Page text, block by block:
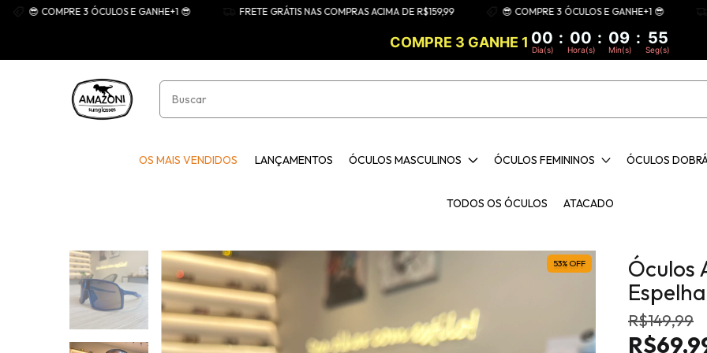
COMPRE 3 ÓCULOS E GANHE+1 😎 FRETE GRÁTIS NAS COMPRAS ACIMA DE R$159,99 😎 COMPRE 3 ÓCULOS E GANHE+1 😎
COMPRE 3 GANHE 1 00 : 00 : 09 : 54
Dia(s) Hora(s) Min(s) Seg(s)
OS MAIS VENDIDOS LANÇAMENTOS ÓCULOS MASCULINOS ÓCULOS FEMININOS ÓCULOS
TODOS OS ÓCULOS ATACADO
53% OFF
Óculos
R$149,99